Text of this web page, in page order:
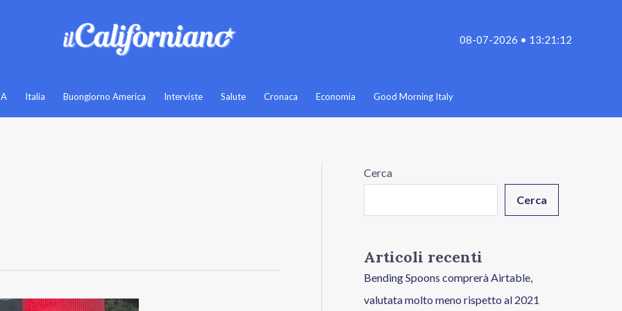
08-07-2026 • 13:21:12
Italia Buongiorno America Interviste Salute Cronaca Economia Good Morning Italy
Cerca
Cerca
Articoli recenti
Bending Spoons comprerà Airtable,
valutata molto meno rispetto al 2021